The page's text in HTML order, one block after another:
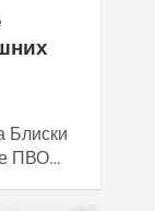
Блиски
ПВО…